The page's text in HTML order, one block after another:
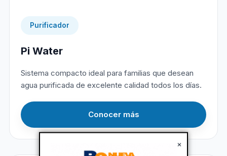
×
Purificador
Pi Water
Sistema compacto ideal para familias que desean
agua purificada de excelente calidad todos los días.
Conocer más